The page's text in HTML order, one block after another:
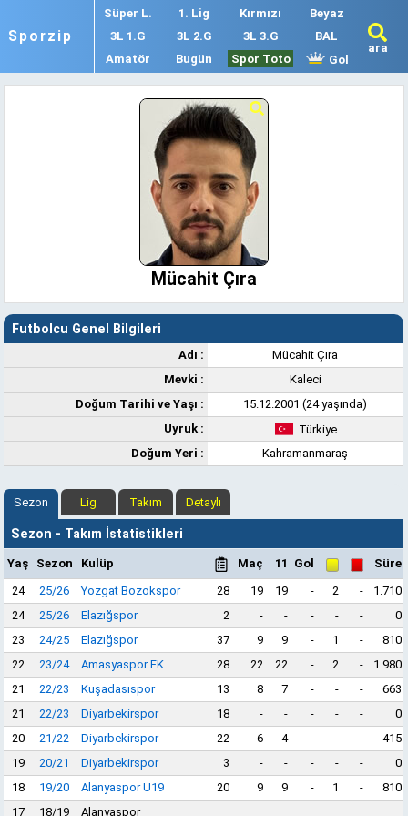
Sporzip
Süper L. 1. Lig Kırmızı
Beyaz
3L 1.G
3L 2.G 3L 3.G
BAL
Amatör
Bugün Spor Toto Gol
ara
Mücahit Çıra
Futbolcu Genel Bilgileri
Adı :
Mücahit Çıra
Mevki :
Kaleci
Doğum Tarihi ve Yaşı :
15.12.2001 (24 yaşında)
Uyruk :
Türkiye
Doğum Yeri :
Kahramanmaraş
Sezon Lig Takım Detaylı
Sezon - Takım İstatistikleri
Yaş Sezon Kulüp Maç 11 Gol
Süre
24
25/26 Yozgat Bozokspor 28 19 19 - 2 -
1.710
24
25/26 Elazığspor 2 - - - - -
0
23
24/25 Elazığspor 37 9 9 - 1 -
810
22
23/24 Amasyaspor FK 28 22 22 - 2 -
1.980
21
22/23 Kuşadasıspor 13 8 7 - - -
663
21
22/23 Diyarbekirspor 18 - - - - -
0
20
21/22 Diyarbekirspor 22 6 4 - - -
415
19
20/21 Diyarbekirspor 3 - - - - -
0
18
19/20 Alanyaspor U19 20 9 9 - 1 -
810
17
18/19 Alanyaspor